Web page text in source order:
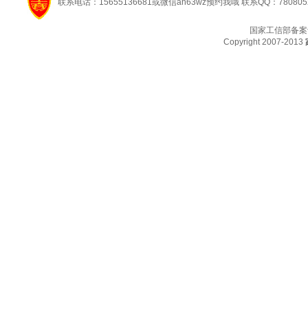
联系电话：15655136681或微信ah63wz预约我哦 联系QQ：
国家工信部备
Copyright 2007-2013